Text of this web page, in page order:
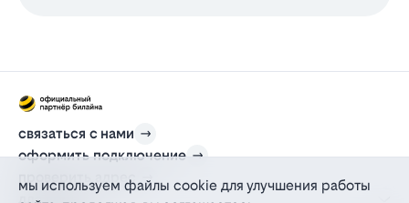
связаться с нами
оформить подключение
проверить адрес
для дома
мы используем файлы cookie для улучшения работы